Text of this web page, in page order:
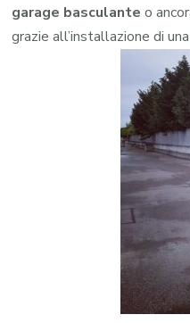
garage basculante o
grazie all’installazione di una